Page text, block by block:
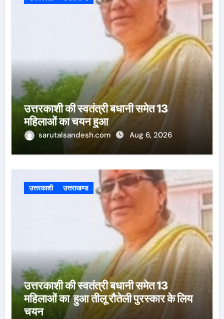
उत्तरकाशी की स्वतंत्री बधानी समेत 13
महिलाओं का चयन हुआ
sarutalsandesh.com Aug 6, 2026
उत्तरकाशी उत्तराखण्ड
उत्तरकाशी की स्वतंत्री बधानी समेत 13
महिलाओं का हुआ तीलू रौतेली पुरस्कार के लिय
चयन